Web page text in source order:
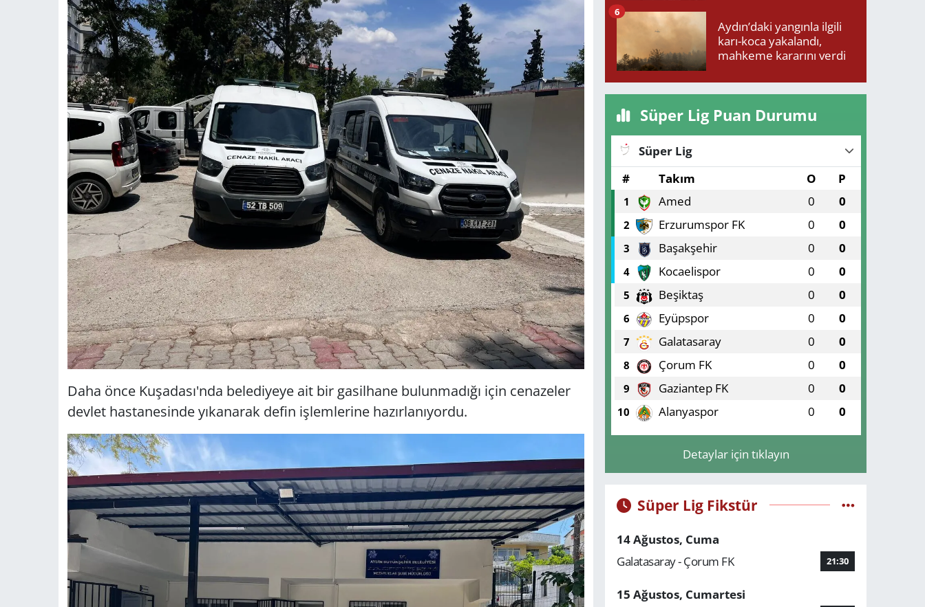
Daha önce Kuşadası'nda belediyeye ait bir gasilhane bulunmadığı için cenazeler
devlet hastanesinde yıkanarak defin işlemlerine hazırlanıyordu.
Aydın’daki yangınla ilgili
karı-koca yakalandı,
mahkeme kararını verdi
6
Süper Lig Puan Durumu
Süper Lig
#
Takım O P
1 Amed 0 0
2 Erzurumspor FK 0 0
3 Başakşehir 0 0
4 Kocaelispor 0 0
5 Beşiktaş 0 0
6 Eyüpspor 0 0
7 Galatasaray 0 0
8 Çorum FK 0 0
9 Gaziantep FK 0 0
10 Alanyaspor 0 0
Detaylar için tıklayın
Süper Lig Fikstür
14 Ağustos, Cuma
Galatasaray - Çorum FK
21:30
15 Ağustos, Cumartesi